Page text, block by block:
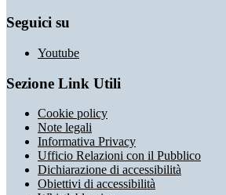
Seguici su
Youtube
Sezione Link Utili
Cookie policy
Note legali
Informativa Privacy
Ufficio Relazioni con il Pubblico
Dichiarazione di accessibilità
Obiettivi di accessibilità